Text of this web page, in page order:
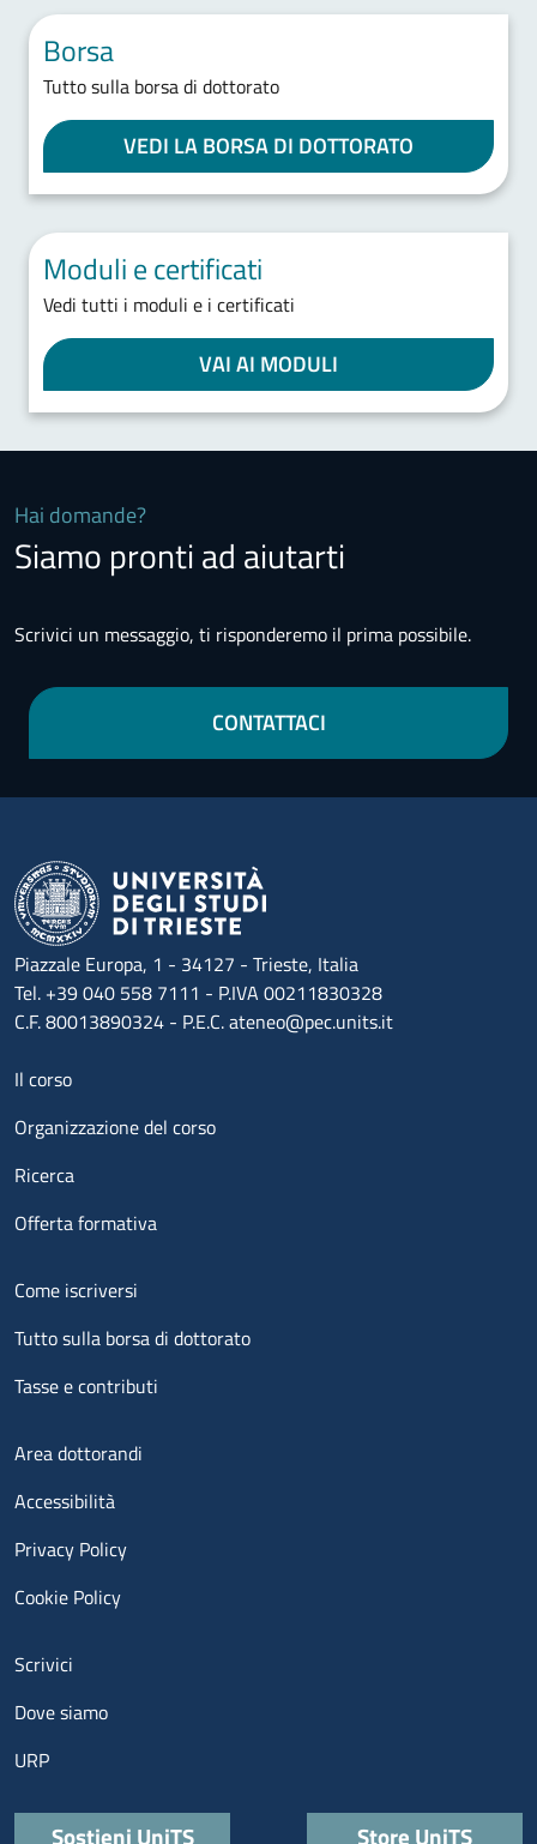
Borsa
Tutto sulla borsa di dottorato
VEDI LA BORSA DI DOTTORATO
Moduli e certificati
Vedi tutti i moduli e i certificati
VAI AI MODULI
Hai domande?
Siamo pronti ad aiutarti
Scrivici un messaggio, ti risponderemo il prima possibile.
CONTATTACI
Piazzale Europa, 1 - 34127 - Trieste, Italia
Tel. +39 040 558 7111 - P.IVA 00211830328
C.F. 80013890324 - P.E.C. ateneo@pec.units.it
Menu footer 1
Il corso
Organizzazione del corso
Ricerca
Offerta formativa
Menu footer 2
Come iscriversi
Tutto sulla borsa di dottorato
Tasse e contributi
Menu footer 3
Area dottorandi
Accessibilità
Privacy Policy
Cookie Policy
Menu contatti
Scrivici
Dove siamo
URP
Quick links
Sostieni UniTS Store UniTS